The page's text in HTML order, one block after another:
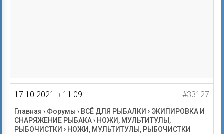
17.10.2021 в 11:09 #33127
Главная › Форумы › ВСЁ ДЛЯ РЫБАЛКИ › ЭКИПИРОВКА И
СНАРЯЖЕНИЕ РЫБАКА› НОЖИ, МУЛЬТИТУЛЫ,
РЫБОЧИСТКИ › НОЖИ, МУЛЬТИТУЛЫ, РЫБОЧИСТКИ